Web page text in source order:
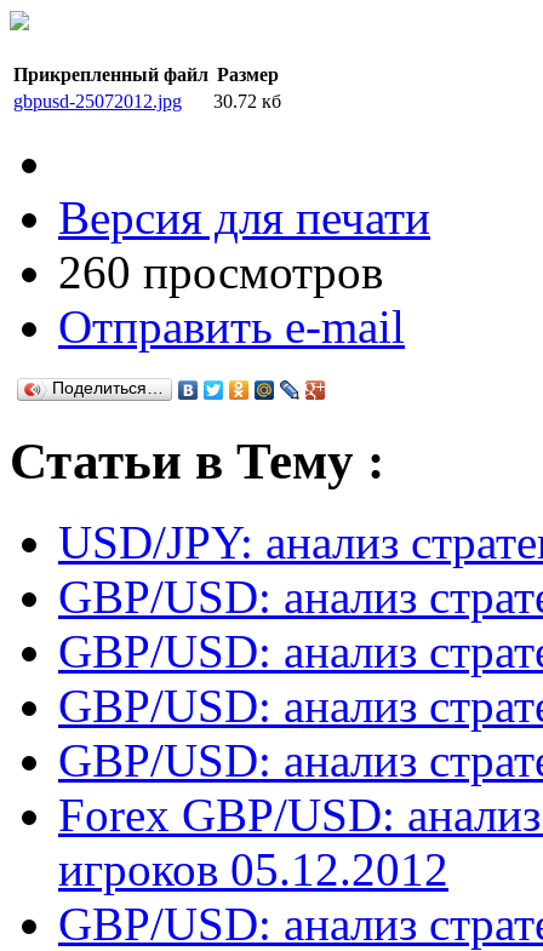
Прикрепленный файл Размер
gbpusd-25072012.jpg
30.72 кб
Версия для печати
260 просмотров
Отправить e-mail
Поделиться…
Статьи в Тему :
USD/JPY: анализ
GBP/USD: анализ
GBP/USD: анализ
GBP/USD: анализ
GBP/USD: анализ
Forex GBP/USD:
игроков 05.12.2012
GBP/USD: анализ